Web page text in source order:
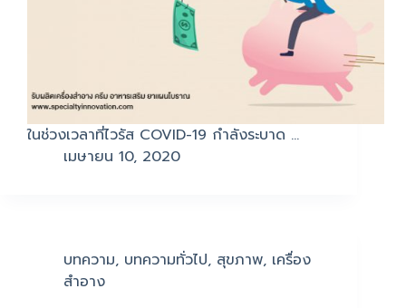
ในช่วงเวลาที่ไวรัส COVID-19 กำลังระบาด …
เมษายน 10, 2020
บทความ, บทความทั่วไป, สุขภาพ, เครื่อง
สำอาง